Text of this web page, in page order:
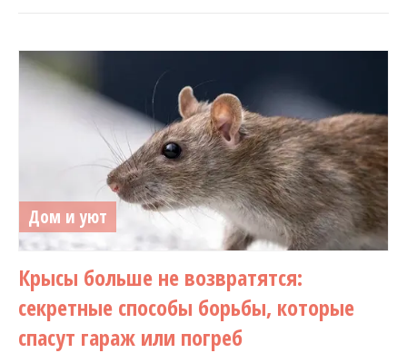
Дом и уют
Крысы больше не возвратятся:
секретные способы борьбы, которые
спасут гараж или погреб